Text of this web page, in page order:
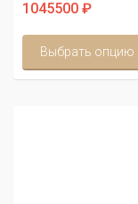
1045500 ₽
Выбрать опцию